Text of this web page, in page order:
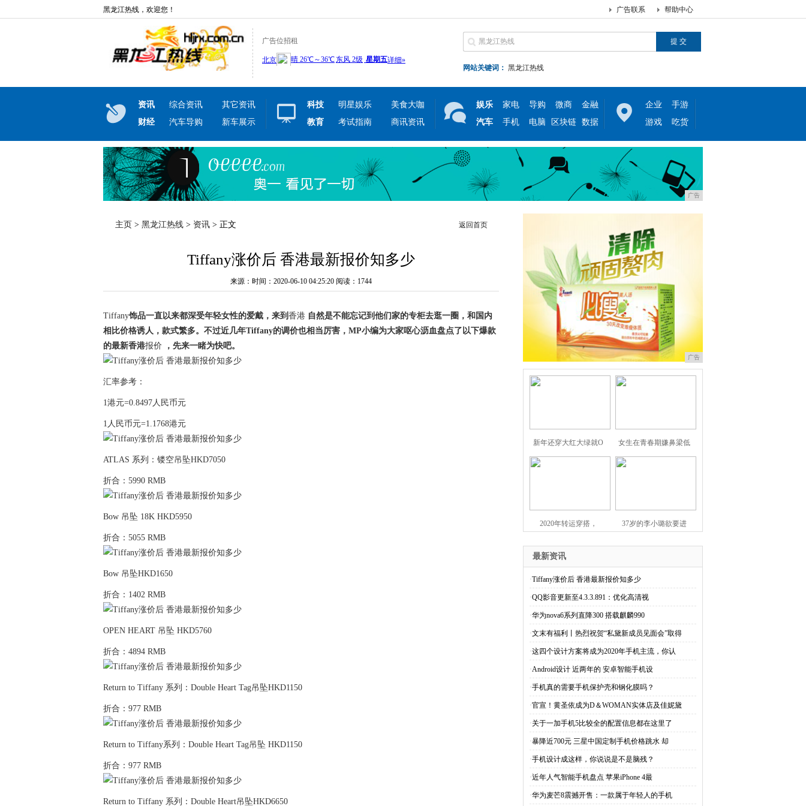
黑龙江热线，欢迎您！ 帮助中心
广告联系
广告位招租
网站关键词： 黑龙江热线
资讯 综合资讯
其它资讯
财经
汽车导购 新车展示
科技 明星娱乐
美食大咖
教育
考试指南 商讯资讯
娱乐 家电 导购 微商
金融
汽车
手机 电脑 区块链 数据
企业
手游
游戏
吃货
广告
主页 > 黑龙江热线 > 资讯 > 正文 返回首页
Tiffany涨价后 香港最新报价知多少
来源：时间：2020-06-10 04:25:20 阅读：1744
Tiffany饰品一直以来都深受年轻女性的爱戴，来到 香港 自然是不能忘记到他们家的专柜去逛一圈，和国内
相比价格诱人，款式繁多。不过近几年Tiffany的调价也相当厉害，MP小编为大家呕心沥血盘点了以下爆款
的最新香港报价 ，先来一睹为快吧。
汇率参考：
1港元=0.8497人民币元
1人民币元=1.1768港元
ATLAS 系列：镂空吊坠HKD7050
折合：5990 RMB
Bow 吊坠 18K HKD5950
折合：5055 RMB
Bow 吊坠HKD1650
折合：1402 RMB
OPEN HEART 吊坠 HKD5760
折合：4894 RMB
Return to Tiffany 系列：Double Heart Tag吊坠HKD1150
折合：977 RMB
Return to Tiffany系列：Double Heart Tag吊坠 HKD1150
折合：977 RMB
Return to Tiffany 系列：Double Heart吊坠HKD6650
广告
新年还穿大红大绿就O 女生在青春期嫌鼻梁低
2020年转运穿搭， 37岁的李小璐欲要进
最新资讯
·Tiffany涨价后 香港最新报价知多少
·QQ影音更新至4.3.3.891：优化高清视
·华为nova6系列直降300 搭载麒麟990
·文末有福利丨热烈祝贺“私黛新成员见面会”取得
·这四个设计方案将成为2020年手机主流，你认
·Android设计 近两年的 安卓智能手机设
·手机真的需要手机保护壳和钢化膜吗？
·官宣！黄圣依成为D＆WOMAN实体店及佳妮黛
·关于一加手机5比较全的配置信息都在这里了
·暴降近700元 三星中国定制手机价格跳水 却
·手机设计成这样，你说说是不是脑残？
·近年人气智能手机盘点 苹果iPhone 4最
·华为麦芒8震撼开售：一款属于年轻人的手机